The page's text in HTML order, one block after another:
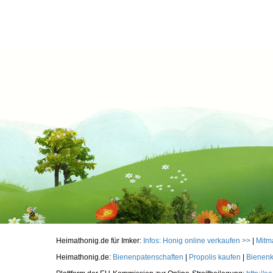
Heimathonig.de für Imker: Infos: Honig online verkaufen >>
Heimathonig.de: Bienenpatenschaften Propolis kaufen